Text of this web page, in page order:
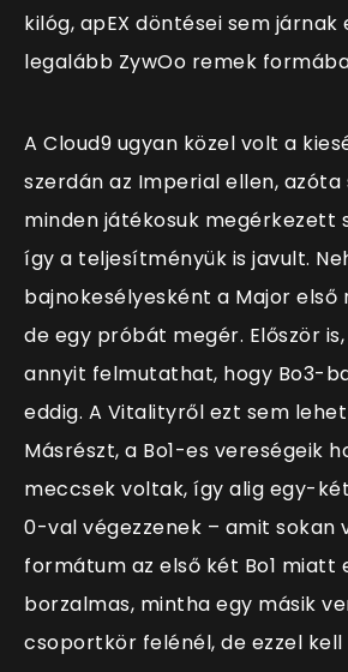
kilóg, apEX döntései sem járnak
legalább ZywOo remek
A Cloud9 ugyan közel volt a
szerdán az Imperial ellen, azóta
minden játékosuk megérkezett
így a teljesítményük is javult.
bajnokesélyesként a Major első
de egy próbát megér. Először
annyit felmutathat, hogy Bo3-
eddig. A Vitalityről ezt sem
Másrészt, a Bo1-es vereségeik
meccsek voltak, így alig egy-
0-val végezzenek – amit sokan
formátum az első két Bo1 miatt
borzalmas, mintha egy másik
csoportkör felénél, de ezzel